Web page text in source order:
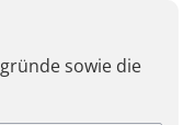
sowie die